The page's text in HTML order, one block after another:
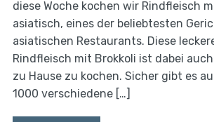
diese Woche kochen wir Rindfleisch
asiatisch, eines der beliebtesten
asiatischen Restaurants. Diese
Rindfleisch mit Brokkoli ist dabei
zu Hause zu kochen. Sicher gibt es
1000 verschiedene […]